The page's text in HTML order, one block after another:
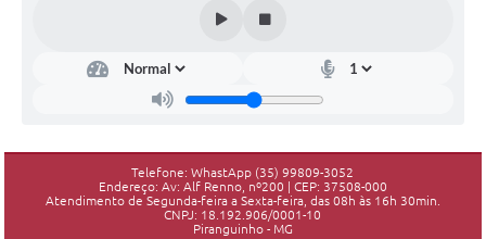
Telefone: WhastApp (35) 99809-3052
Endereço: Av: Alf Renno, nº200 | CEP: 37508-000
Atendimento de Segunda-feira a Sexta-feira, das 08h às 16h 30min.
CNPJ: 18.192.906/0001-10
Piranguinho - MG